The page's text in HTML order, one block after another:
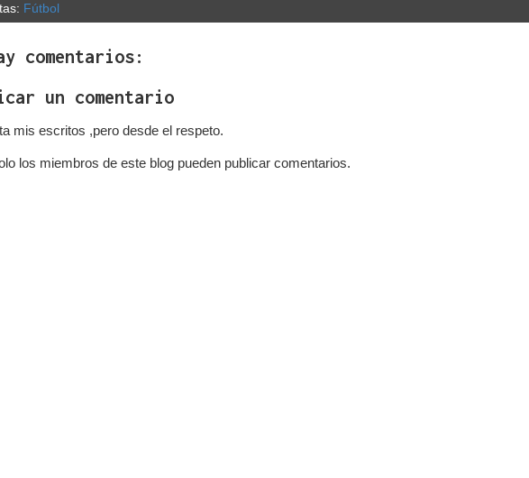
Fútbol
comentarios:
un comentario
mis escritos ,pero desde el respeto.
los miembros de este blog pueden publicar comentarios.